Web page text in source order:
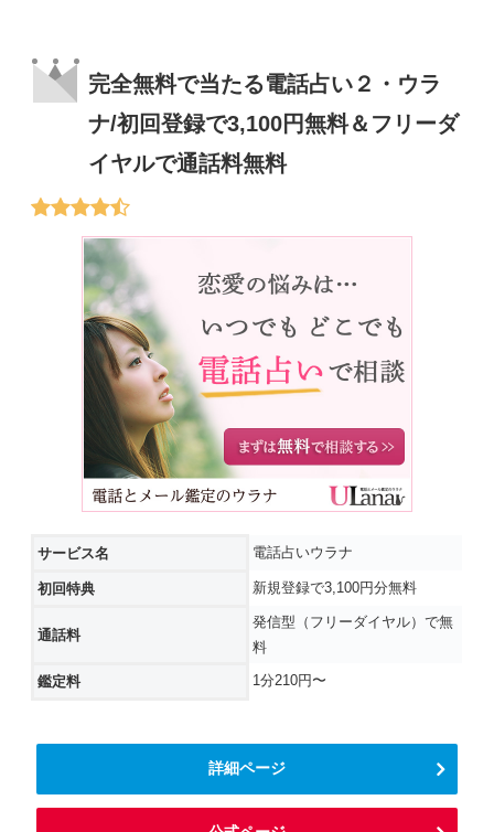
完全無料で当たる電話占い２・ウラ
ナ/初回登録で3,100円無料＆フリーダ
イヤルで通話料無料
サービス名 電話占いウラナ
初回特典 新規登録で3,100円分無料
通話料
発信型（フリーダイヤル）で無
料
鑑定料 1分210円〜
詳細ページ